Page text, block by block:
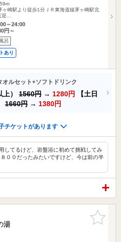
ヶ崎駅より徒歩1分ＪＲ東海道線茅ヶ崎駅北
迎…
～24:00
円～
呂
あり
オルセット+ソフトドリンク
上） 1560円 → 1280円
【土日
1660円 → 1380円
チケットがあります
してるけど、岩盤浴に初めて挑戦してみ
００だったみたいですけど、今は前の半
お気に入
りに追加
湯